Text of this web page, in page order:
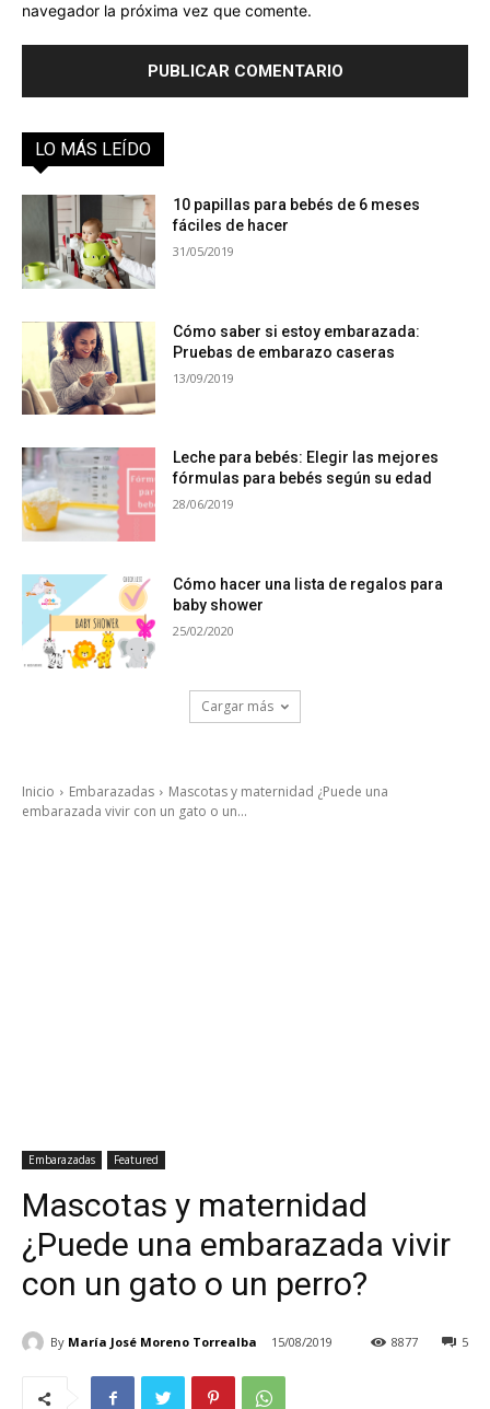
navegador la próxima vez que comente.
LO MÁS LEÍDO
10 papillas para bebés de 6 meses
fáciles de hacer
31/05/2019
Cómo saber si estoy embarazada:
Pruebas de embarazo caseras
13/09/2019
Leche para bebés: Elegir las mejores
fórmulas para bebés según su edad
28/06/2019
Cómo hacer una lista de regalos para
baby shower
25/02/2020
Cargar más